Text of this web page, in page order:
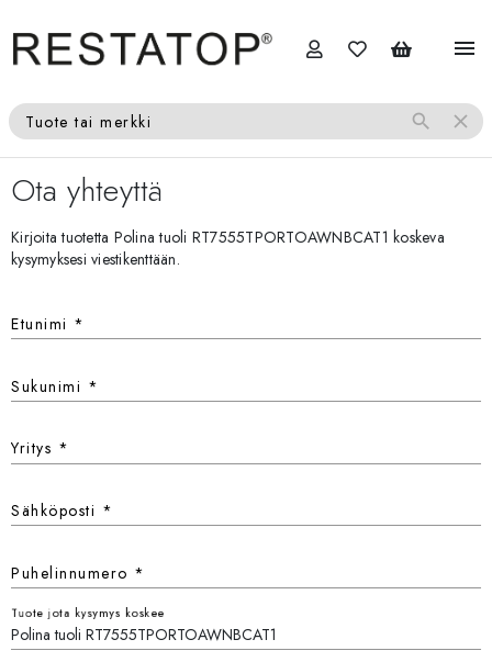
menu
Tuote tai merkki search close
Ota yhteyttä
Kirjoita tuotetta Polina tuoli RT7555TPORTOAWNBCAT1 koskeva
kysymyksesi viestikenttään.
Etunimi *
Sukunimi *
Yritys *
Sähköposti *
Puhelinnumero *
Tuote jota kysymys koskee